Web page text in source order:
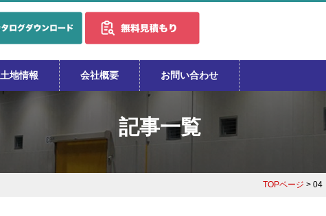
土地情報 会社概要 お問い合わせ
記事一覧
TOPページ > 04